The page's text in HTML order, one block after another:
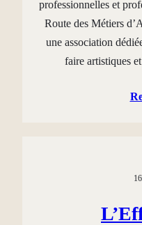
professionnelles et
Route des Métiers
une association
faire artistiques